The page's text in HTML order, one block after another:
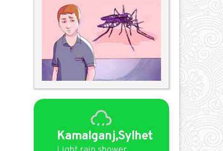
Kamalganj,Sylhet